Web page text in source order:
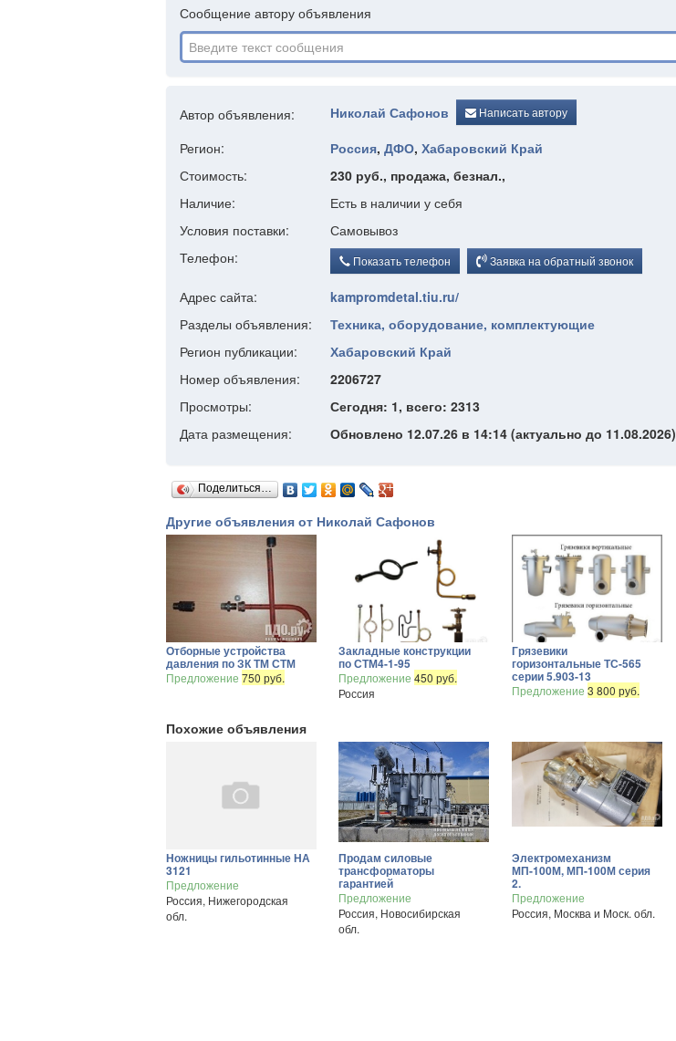
Сообщение автору объявления
Автор объявления: Николай Сафонов Написать автору
Регион: Россия, ДФО, Хабаровский Край
Стоимость:
230 руб., продажа, безнал.,
Наличие:
Есть в наличии у себя
Условия поставки:
Самовывоз
Телефон:
Показать телефон Заявка на обратный звонок
Адрес сайта:
kampromdetal.tiu.ru/
Разделы объявления:
Техника, оборудование, комплектующие
Регион публикации:
Хабаровский Край
Номер объявления:
2206727
Просмотры:
Сегодня: 1, всего: 2313
Дата размещения:
Обновлено 12.07.26 в 14:14 (актуально до 11.08.2026)
Поделиться…
Другие объявления от Николай Сафонов
Отборные устройства
давления по ЗК ТМ СТМ
Предложение 750 руб.
Закладные конструкции
по СТМ4-1-95
Предложение450 руб.
Россия
Грязевики
горизонтальные ТС-565
серии 5.903-13
Предложение 3 800 руб.
Похожие объявления
Ножницы гильотинные НА
3121
Предложение
Россия, Нижегородская
обл.
Продам силовые
трансформаторы
гарантией
Предложение
Россия, Новосибирская
обл.
Электромеханизм
МП-100М, МП-100М серия
2.
Предложение
Россия, Москва и Моск. обл.